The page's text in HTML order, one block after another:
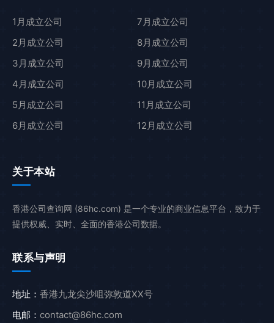
1月成立公司
2月成立公司
3月成立公司
4月成立公司
5月成立公司
6月成立公司
7月成立公司
8月成立公司
9月成立公司
10月成立公司
11月成立公司
12月成立公司
关于本站
香港公司查询网 (86hc.com) 是一个专业的商业信息平台，致力于
提供权威、实时、全面的香港公司数据。
联系与声明
地址： 香港九龙尖沙咀弥敦道XX号
电邮： contact@86hc.com